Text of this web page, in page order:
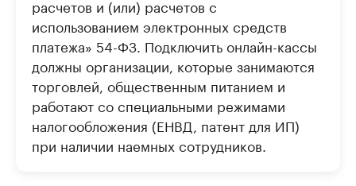
расчетов и (или) расчетов с
использованием электронных средств
платежа» 54-ФЗ. Подключить онлайн-кассы
должны организации, которые занимаются
торговлей, общественным питанием и
работают со специальными режимами
налогообложения (ЕНВД, патент для ИП)
при наличии наемных сотрудников.